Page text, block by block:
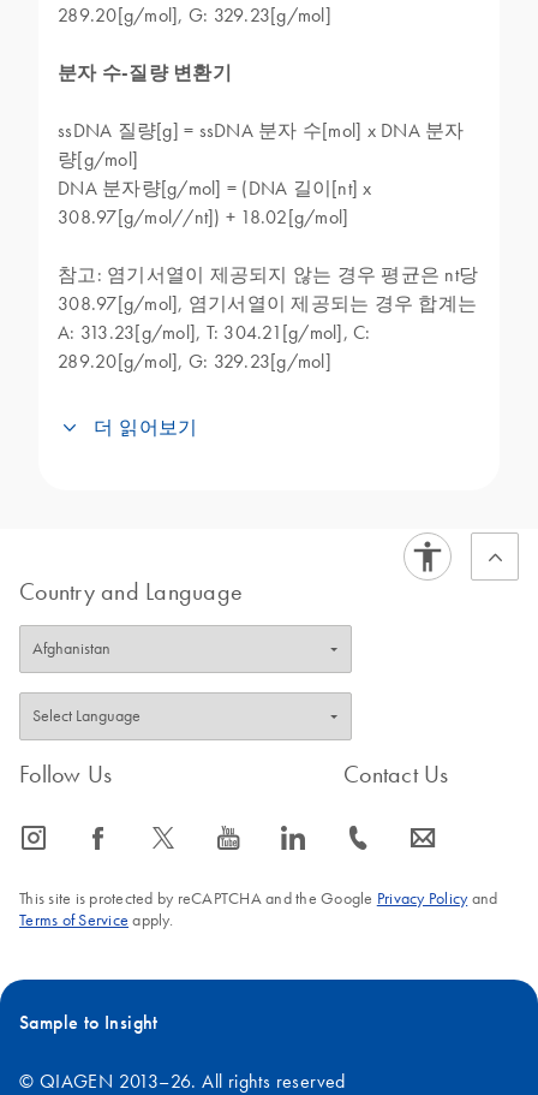
289.20[g/mol], G: 329.23[g/mol]
분자 수-질량 변환기
ssDNA 질량[g] = ssDNA 분자 수[mol] x DNA 분자
량[g/mol]
DNA 분자량[g/mol] = (DNA 길이[nt] x
308.97[g/mol//nt]) + 18.02[g/mol]
참고: 염기서열이 제공되지 않는 경우 평균은 nt당
308.97[g/mol], 염기서열이 제공되는 경우 합계는
A: 313.23[g/mol], T: 304.21[g/mol], C:
289.20[g/mol], G: 329.23[g/mol]
더 읽어보기
많이 사용됩니다. 이러한 변환은 올리고뉴클
레오티드 합성, ssDNA 정량화, 라벨링 반응과
같은 다양한 실험 절차에서 필수입니다.
ssDNA 질량-분자 수 변환기가 사용될 수 있는
특정 응용 분야에 대해 자세히 알아보세요.
1.
올리고뉴클레오티드 합성: 올리고뉴
클레오티드는 PCR 프라이머, 유전자 합성 또
는 분자 프로브용으로 합성되는 짧은 염기서
자가 질량을 기준으로 합성된 ssDNA의 양을
계산을 정확하게 수행할 수 있습니다.
2. ssDNA 정량화: dsDNA 정량화와 유사
는 데 도움을 줍니다. 이러한 작업은 존재하
성화 실험, 라이게이션, 분자생물학 분석을
Country and Language
Follow Us
icon_0065_instagram-s icon_0064_facebook-s icon_0340_cc_gen_x-s icon_0077_youtube-s icon_0066_linkedin-s
Contact Us
icon_0072_phone-s icon_0063_envelope-s
This site is protected by reCAPTCHA and the Google Privacy Policyand
Terms of Service apply.
Sample to Insight
© QIAGEN 2013–26. All rights reserved